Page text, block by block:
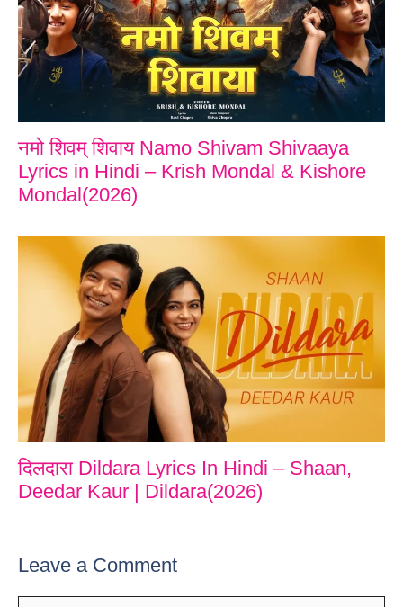
नमो शिवम् शिवाय Namo Shivam Shivaaya
Lyrics in Hindi – Krish Mondal & Kishore
Mondal(2026)
दिलदारा Dildara Lyrics In Hindi – Shaan,
Deedar Kaur | Dildara(2026)
Leave a Comment